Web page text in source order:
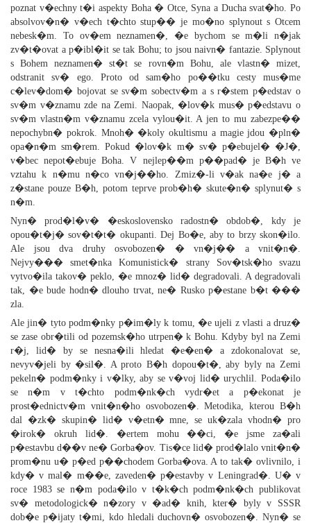
poznat v�echny t�i aspekty Boha � Otce, Syna a Ducha svat�ho. Po
absolvov�n� v�ech t�chto stup�� je mo�no splynout s Otcem
nebesk�m. To ov�em neznamen�, �e bychom se m�li n�jak
zv�t�ovat a p�ibl�it se tak Bohu; to jsou naivn� fantazie. Splynout
s Bohem neznamen� st�t se rovn�m Bohu, ale vlastn� mizet,
odstranit sv� ego. Proto od sam�ho po��tku cesty mus�me
c�lev�dom� bojovat se sv�m sobectv�m a s r�stem p�edstav o
sv�m v�znamu zde na Zemi. Naopak, �lov�k mus� p�edstavu o
sv�m vlastn�m v�znamu zcela vylou�it. A jen to mu zabezpe��
nepochybn� pokrok. Mnoh� �koly okultismu a magie jdou �pln�
opa�n�m sm�rem. Pokud �lov�k m� sv� p�ebujel� �J�,
v�bec nepot�ebuje Boha. V nejlep��m p��pad� je B�h ve
vztahu k n�mu n�co vn�j��ho. Zmiz�-li v�ak na�e j� a
z�stane pouze B�h, potom teprve prob�h� skute�n� splynut� s
n�m.
Nyn� prod�l�v� �eskoslovensko radostn� obdob�, kdy je
opou�t�j� sov�t�t� okupanti. Dej Bo�e, aby to brzy skon�ilo.
Ale jsou dva druhy osvobozen� � vn�j�� a vnit�n�.
Nejvy��� smet�nka Komunistick� strany Sov�tsk�ho svazu
vytvo�ila takov� peklo, �e mnoz� lid� degradovali. A degradovali
tak, �e bude hodn� dlouho trvat, ne� Rusko p�estane b�t ���
zla.
Ale jin� tyto podm�nky p�im�ly k tomu, �e ujeli z vlasti a druz�
se zase obr�tili od pozemsk�ho utrpen� k Bohu. Kdyby byl na Zemi
r�j, lid� by se nesna�ili hledat �e�en� a zdokonalovat se,
nevyv�jeli by �sil�. A proto B�h dopou�t�, aby byly na Zemi
pekeln� podm�nky i v�lky, aby se v�voj lid� urychlil. Poda�ilo
se n�m v t�chto podm�nk�ch vydr�et a p�ekonat je
prost�ednictv�m vnit�n�ho osvobozen�. Metodika, kterou B�h
dal �zk� skupin� lid� v�etn� mne, se uk�zala vhodn� pro
�irok� okruh lid�. �ertem mohu ��ci, �e jsme za�ali
p�estavbu d��v ne� Gorba�ov. Tis�ce lid� prod�lalo vnit�n�
prom�nu u� p�ed p��chodem Gorba�ova. A to tak� ovlivnilo, i
kdy� v mal� m��e, zaveden� p�estavby v Leningrad�. U� v
roce 1983 se n�m poda�ilo v t�k�ch podm�nk�ch publikovat
sv� metodologick� n�zory v �ad� knih, kter� byly v SSSR
dob�e p�ijaty t�mi, kdo hledali duchovn� osvobozen�. Nyn� se